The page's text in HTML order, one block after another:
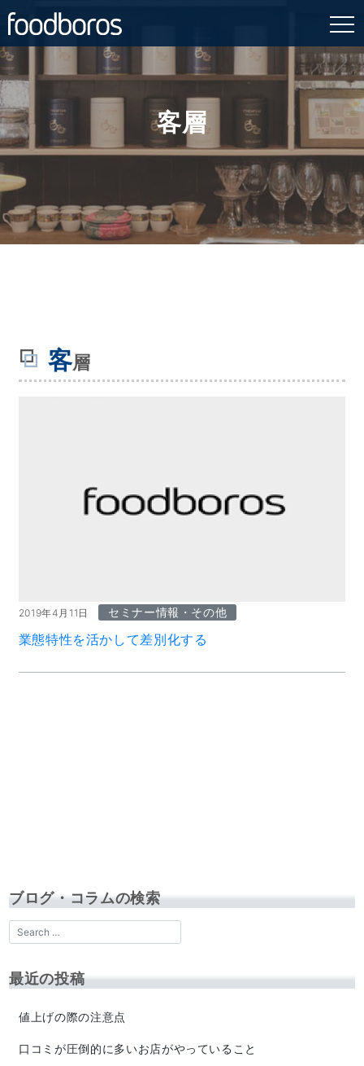
Skip
to
content
客層
客層
2019年4月11日 セミナー情報・その他
業態特性を活かして差別化する
ブログ・コラムの検索
最近の投稿
値上げの際の注意点
口コミが圧倒的に多いお店がやっていること